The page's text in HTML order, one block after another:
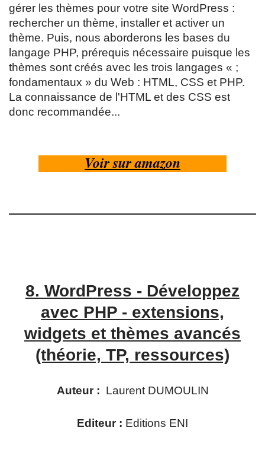
gérer les thèmes pour votre site WordPress :
rechercher un thème, installer et activer un
thème. Puis, nous aborderons les bases du
langage PHP, prérequis nécessaire puisque les
thèmes sont créés avec les trois langages « ;
fondamentaux » du Web : HTML, CSS et PHP.
La connaissance de l'HTML et des CSS est
donc recommandée...
Voir sur amazon
8. WordPress - Développez
avec PHP - extensions,
widgets et thèmes avancés
(théorie, TP, ressources)
Auteur : Laurent DUMOULIN
Editeur : Editions ENI